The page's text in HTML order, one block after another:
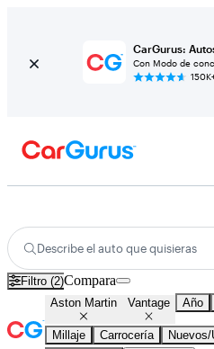
CarGurus:
Con Modo de
Describe el auto que quisieras
Filtro (2)Compara
Aston Martin Vantage Año
Millaje Carrocería